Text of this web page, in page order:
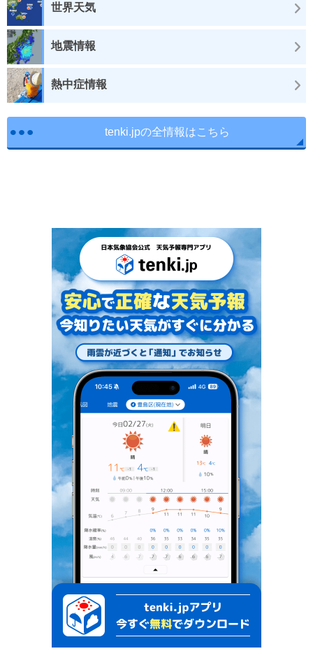
世界天気
地震情報
熱中症情報
tenki.jpの全情報はこちら